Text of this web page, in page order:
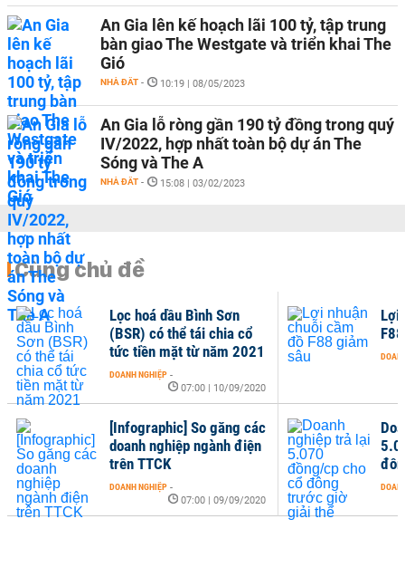
An Gia lên kế hoạch lãi 100 tỷ, tập trung
bàn giao The Westgate và triển khai The
Gió
NHÀ ĐẤT - 10:19 | 08/05/2023
An Gia lỗ ròng gần 190 tỷ đồng trong quý
IV/2022, hợp nhất toàn bộ dự án The
Sóng và The A
NHÀ ĐẤT - 15:08 | 03/02/2023
Cùng chủ đề
Lọc hoá dầu Bình Sơn
(BSR) có thể tái chia cổ
tức tiền mặt từ năm 2021
DOANH NGHIỆP -
07:00 | 10/09/2020
[Infographic] So găng các
doanh nghiệp ngành điện
trên TTCK
DOANH NGHIỆP -
07:00 | 09/09/2020
Lợi